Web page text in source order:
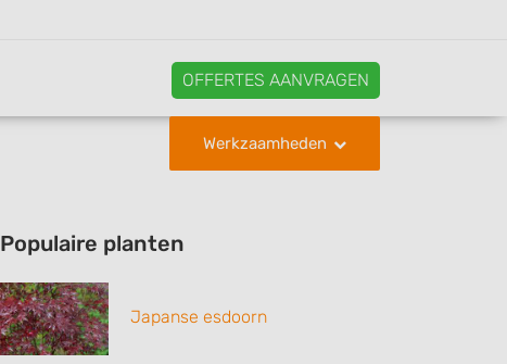
OFFERTES AANVRAGEN
Werkzaamheden
Populaire planten
Japanse esdoorn